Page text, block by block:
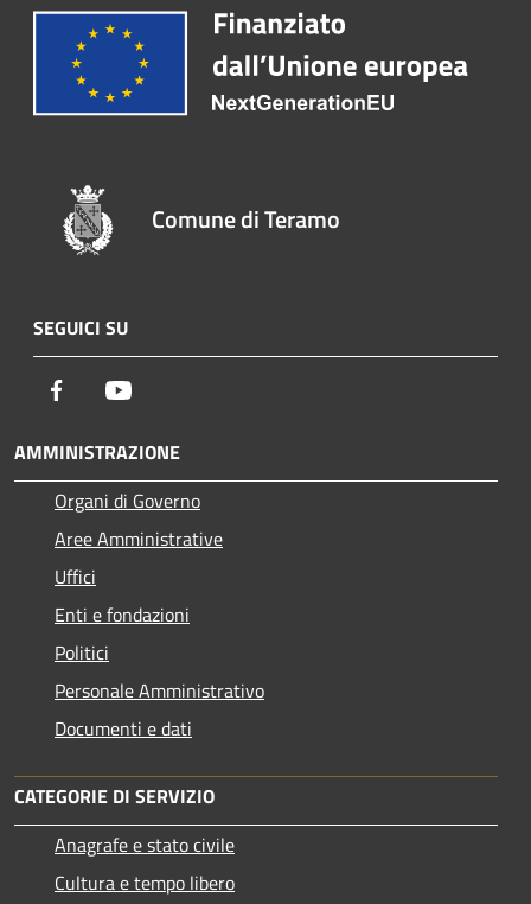
Comune di Teramo
SEGUICI SU
Facebook
AMMINISTRAZIONE
Organi di Governo
Aree Amministrative
Uffici
Enti e fondazioni
Politici
Personale Amministrativo
Documenti e dati
CATEGORIE DI SERVIZIO
Anagrafe e stato civile
Cultura e tempo libero